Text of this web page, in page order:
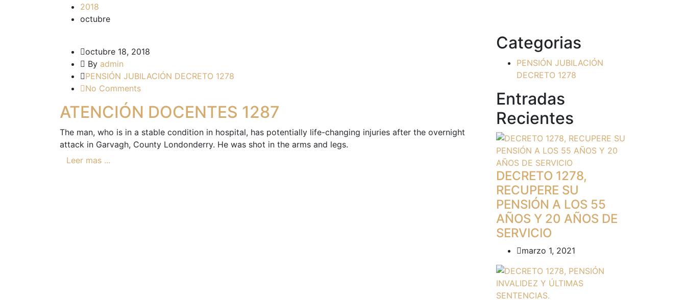
2018
octubre
octubre 18, 2018
By admin
PENSIÓN JUBILACIÓN DECRETO 1278
No Comments
ATENCIÓN DOCENTES 1287
The man, who is in a stable condition in hospital, has potentially life-changing injuries after the overnight
attack in Garvagh, County Londonderry. He was shot in the arms and legs.
Leer mas ...
Categorias
PENSIÓN JUBILACIÓN
DECRETO 1278
Entradas
Recientes
DECRETO 1278,
RECUPERE SU
PENSIÓN A LOS 55
AÑOS Y 20 AÑOS DE
SERVICIO
marzo 1, 2021